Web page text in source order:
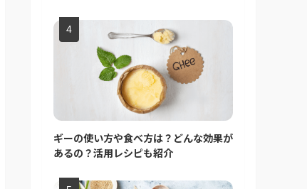
ギーの使い方や食べ方は？どんな効果が
あるの？活用レシピも紹介